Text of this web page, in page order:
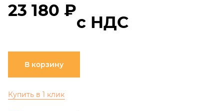
23 180 ₽
с НДС
В корзину
Купить в 1 клик